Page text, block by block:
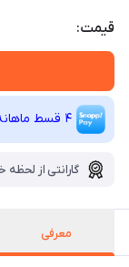
قیمت:
4 قسط ماهانه 2,420,000 تومانی با اسنپ ‌پی! (بدون کارمزد)
گارانتی از لحظه
معرفی